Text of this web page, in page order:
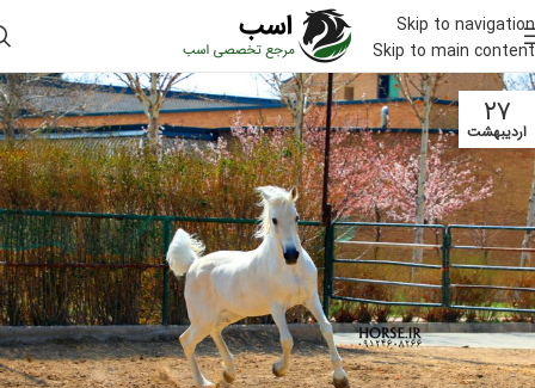
Skip to navigation
Skip to main content
۲۷
اردیبهشت